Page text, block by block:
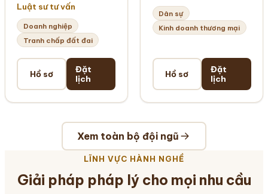
Luật sư tư vấn
Doanh nghiệp
Tranh chấp đất đai
Hồ sơ
Đặt
lịch
Dân sự
Kinh doanh thương mại
Hồ sơ
Đặt
lịch
Xem toàn bộ đội ngũ
LĨNH VỰC HÀNH NGHỀ
Giải pháp pháp lý cho mọi nhu cầu